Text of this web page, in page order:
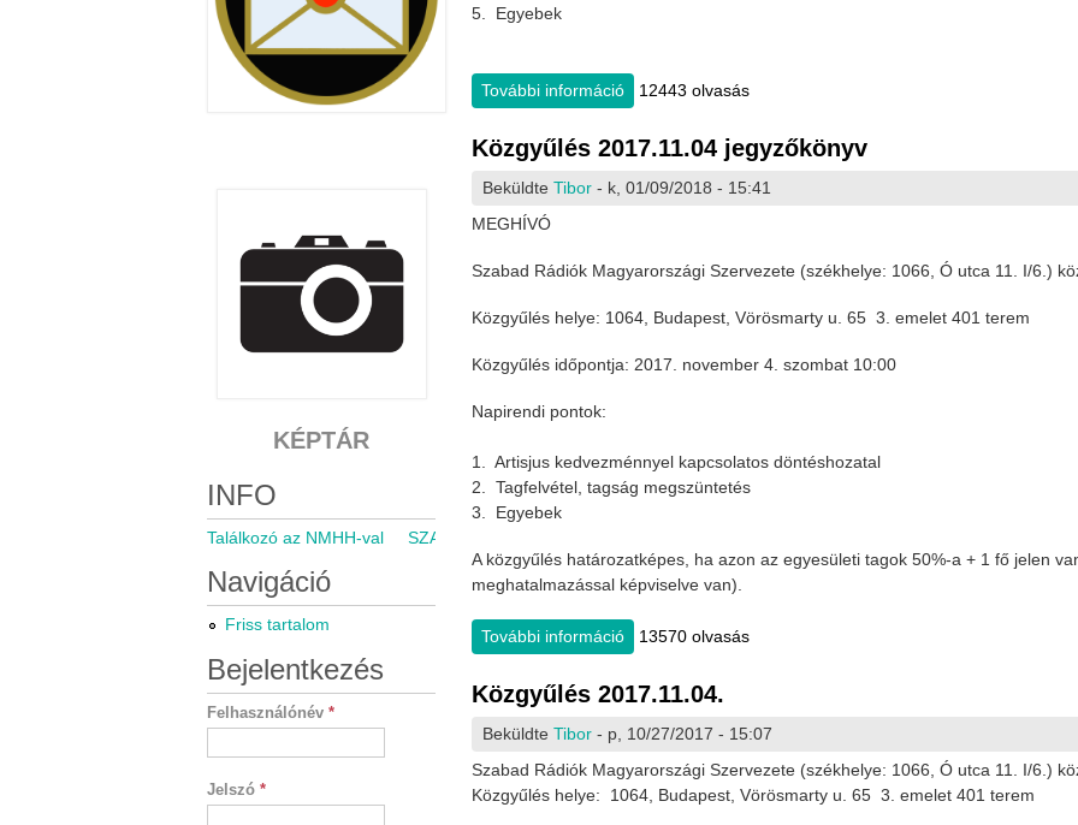
5. Egyebek
További információ Közgyűlés meghívó tartalommal kapcsolatosan
12443 olvasás
Közgyűlés 2017.11.04 jegyzőkönyv
Beküldte Tibor - k, 01/09/2018 - 15:41
MEGHÍVÓ
Szabad Rádiók Magyarországi Szervezete (székhelye: 1066, Ó utca 11. I/6.)
Közgyűlés helye: 1064, Budapest, Vörösmarty u. 65 3. emelet 401 terem
Közgyűlés időpontja: 2017. november 4. szombat 10:00
Napirendi pontok:
1. Artisjus kedvezménnyel kapcsolatos döntéshozatal
2. Tagfelvétel, tagság megszüntetés
3. Egyebek
A közgyűlés határozatképes, ha azon az egyesületi tagok 50%-a + 1 fő jelen
meghatalmazással képviselve van).
További információ Közgyűlés 2017.11.04 jegyzőkönyv tartalommal
13570 olvasás
Közgyűlés 2017.11.04.
Beküldte Tibor - p, 10/27/2017 - 15:07
Szabad Rádiók Magyarországi Szervezete (székhelye: 1066, Ó utca 11. I/6.)
Közgyűlés helye: 1064, Budapest, Vörösmarty u. 65 3. emelet 401 terem
KÉPTÁR
INFO
Találkozó az NMHH-val SZARÁMA közgyűlés 2021.11.05.
Navigáció
Friss tartalom
Bejelentkezés
Felhasználónév *
Jelszó *